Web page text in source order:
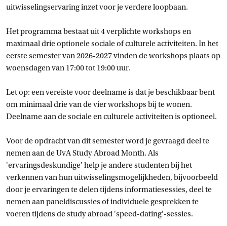
uitwisselingservaring inzet voor je verdere loopbaan.
Het programma bestaat uit 4 verplichte workshops en
maximaal drie optionele sociale of culturele activiteiten. In het
eerste semester van 2026-2027 vinden de workshops plaats op
woensdagen van 17:00 tot 19:00 uur.
Let op: een vereiste voor deelname is dat je beschikbaar bent
om minimaal drie van de vier workshops bij te wonen.
Deelname aan de sociale en culturele activiteiten is optioneel.
Voor de opdracht van dit semester word je gevraagd deel te
nemen aan de UvA Study Abroad Month. Als
'ervaringsdeskundige' help je andere studenten bij het
verkennen van hun uitwisselingsmogelijkheden, bijvoorbeeld
door je ervaringen te delen tijdens informatiesessies, deel te
nemen aan paneldiscussies of individuele gesprekken te
voeren tijdens de study abroad 'speed-dating'-sessies.